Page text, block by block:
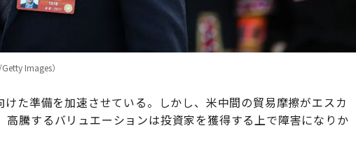
Images）
た準備を加速させている。しかし、米中間の貿易摩擦がエスカ
高騰するバリュエーションは投資家を獲得する上で障害になりか